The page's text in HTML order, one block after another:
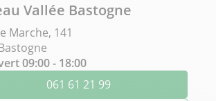
Vallée Bastogne
Marche, 141
09:00 - 18:00
061 61 21 99